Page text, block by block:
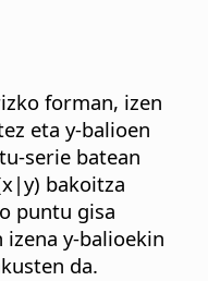
forman, izen
eta y-balioen
serie batean
bakoitza
puntu gisa
y-balioekin
da.